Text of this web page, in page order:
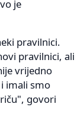
je
pravilnici.
pravilnici, ali
vrijedno
imali smo
govori